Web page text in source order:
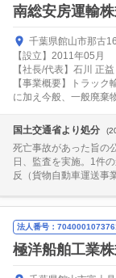
南総安房運輸
千葉県館山市那古
【設立】2011年05月
【社長/代表】石川 正益
【事業概要】トラッ
に加え今般、一般廃棄
国土交通省より処分
死亡事故があった旨の
日、監査を実施。1件
反（貨物自動車運送事
法人番号：
極洋船舶工業